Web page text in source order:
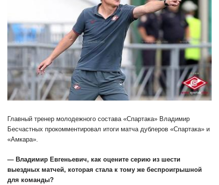
Главный тренер молодежного состава «Спартака» Владимир
Бесчастных прокомментировал итоги матча дублеров «Спартака» и
«Амкара».
— Владимир Евгеньевич, как оцените серию из шести
выездных матчей, которая стала к тому же беспроигрышной
для команды?